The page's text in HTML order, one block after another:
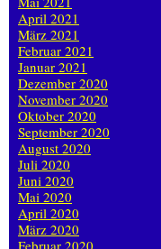
April 2021
März 2021
Februar 2021
Januar 2021
Dezember 2020
November 2020
Oktober 2020
September 2020
August 2020
Juli 2020
Juni 2020
Mai 2020
April 2020
März 2020
Februar 2020